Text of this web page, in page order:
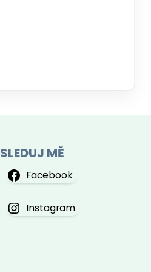
SLEDUJ MĚ
Facebook
Instagram